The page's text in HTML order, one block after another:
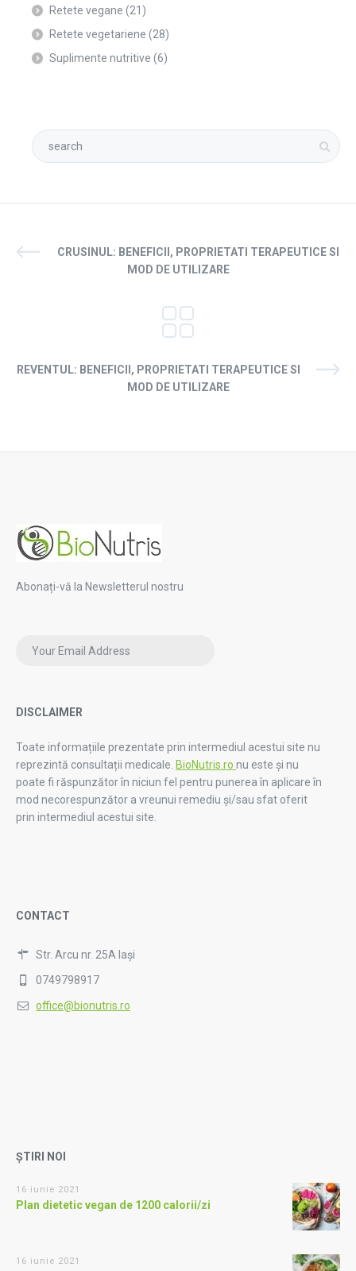
Retete vegane (21)
Retete vegetariene (28)
Suplimente nutritive (6)
CRUSINUL: BENEFICII, PROPRIETATI TERAPEUTICE SI
MOD DE UTILIZARE
REVENTUL: BENEFICII, PROPRIETATI TERAPEUTICE SI
MOD DE UTILIZARE
Abonați-vă la Newsletterul nostru
DISCLAIMER
Toate informațiile prezentate prin intermediul acestui site nu
reprezintă consultații medicale. BioNutris.ro nu este și nu
poate fi răspunzător în niciun fel pentru punerea în aplicare în
mod necorespunzător a vreunui remediu și/sau sfat oferit
prin intermediul acestui site.
CONTACT
Str. Arcu nr. 25A Iași
0749798917
office@bionutris.ro
ȘTIRI NOI
16 iunie 2021
Plan dietetic vegan de 1200 calorii/zi
16 iunie 2021